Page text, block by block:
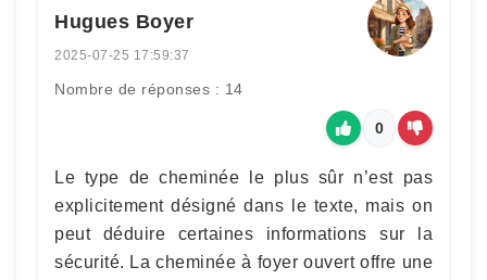
Hugues Boyer
2025-07-25 17:59:37
Nombre de réponses : 14
0
Le type de cheminée le plus sûr n’est pas
explicitement désigné dans le texte, mais on
peut déduire certaines informations sur la
sécurité. La cheminée à foyer ouvert offre une